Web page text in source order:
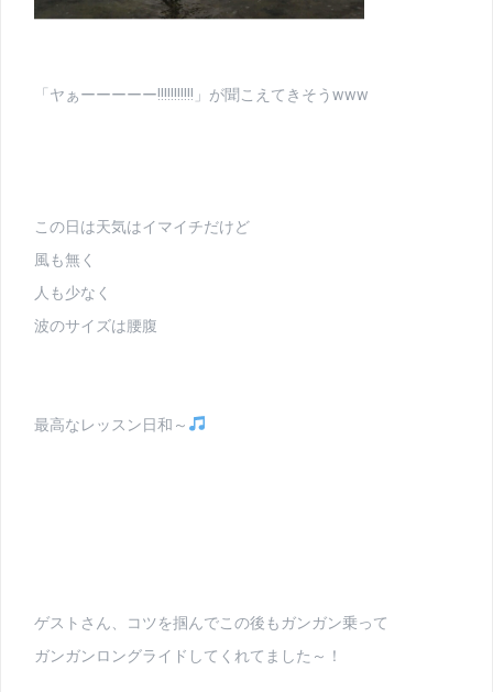
「ヤぁーーーーー!!!!!!!!!!!」が聞こえてきそうwww
この日は天気はイマイチだけど
風も無く
人も少なく
波のサイズは腰腹
最高なレッスン日和～
ゲストさん、コツを掴んでこの後もガンガン乗って
ガンガンロングライドしてくれてました～！